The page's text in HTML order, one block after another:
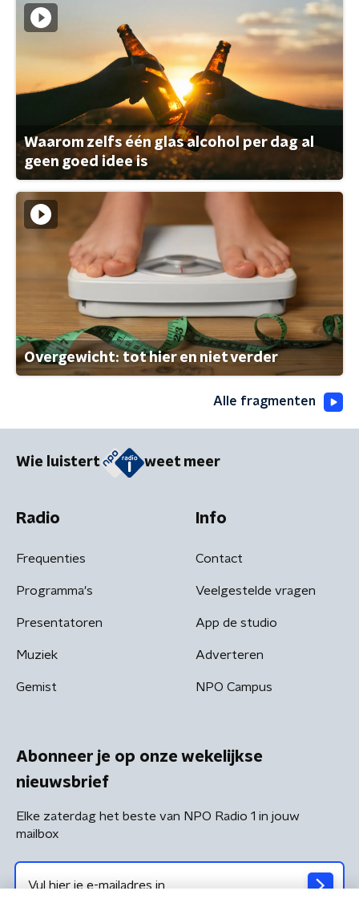
Waarom zelfs één glas alcohol per dag al
geen goed idee is
Overgewicht: tot hier en niet verder
Alle fragmenten
Wie luistert weet meer
Radio
Frequenties
Programma's
Presentatoren
Muziek
Gemist
Info
Contact
Veelgestelde vragen
App de studio
Adverteren
NPO Campus
Abonneer je op onze wekelijkse
nieuwsbrief
Elke zaterdag het beste van NPO Radio 1 in jouw
mailbox